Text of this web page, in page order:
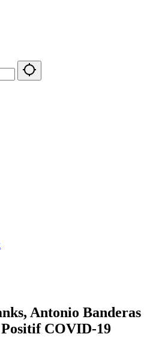
Antonio Banderas
COVID-19